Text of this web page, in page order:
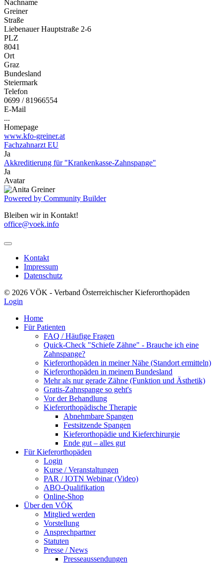
Nachname
Greiner
Straße
Liebenauer Hauptstraße 2-6
PLZ
8041
Ort
Graz
Bundesland
Steiermark
Telefon
0699 / 81966554
E-Mail
...
Homepage
www.kfo-greiner.at
Fachzahnarzt EU
Ja
Akkreditierung für "Krankenkasse-Zahnspange"
Ja
Avatar
Powered by Community Builder
Bleiben wir in Kontakt!
office@voek.info
Kontakt
Impressum
Datenschutz
© 2026 VÖK - Verband Österreichischer Kieferorthopäden
Login
Home
Für Patienten
FAQ / Häufige Fragen
Quick-Check "Schiefe Zähne" - Brauche ich eine
Zahnspange?
Kieferorthopäden in meiner Nähe (Standort ermitteln)
Kieferorthopäden in meinem Bundesland
Mehr als nur gerade Zähne (Funktion und Ästhetik)
Gratis-Zahnspange so geht's
Vor der Behandlung
Kieferorthopädische Therapie
Abnehmbare Spangen
Festsitzende Spangen
Kieferorthopädie und Kieferchirurgie
Ende gut – alles gut
Für Kieferorthopäden
Login
Kurse / Veranstaltungen
PAR / IOTN Webinar (Video)
ABO-Qualifikation
Online-Shop
Über den VÖK
Mitglied werden
Vorstellung
Ansprechpartner
Statuten
Presse / News
Presseaussendungen